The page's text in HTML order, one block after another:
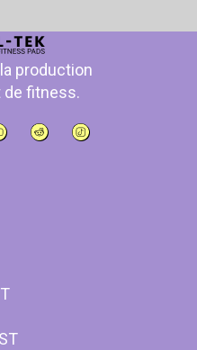
production
fitness.